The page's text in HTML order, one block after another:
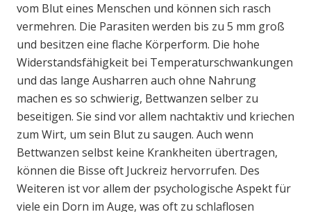
vom Blut eines Menschen und können sich rasch
vermehren. Die Parasiten werden bis zu 5 mm groß
und besitzen eine flache Körperform. Die hohe
Widerstandsfähigkeit bei Temperaturschwankungen
und das lange Ausharren auch ohne Nahrung
machen es so schwierig, Bettwanzen selber zu
beseitigen. Sie sind vor allem nachtaktiv und kriechen
zum Wirt, um sein Blut zu saugen. Auch wenn
Bettwanzen selbst keine Krankheiten übertragen,
können die Bisse oft Juckreiz hervorrufen. Des
Weiteren ist vor allem der psychologische Aspekt für
viele ein Dorn im Auge, was oft zu schlaflosen